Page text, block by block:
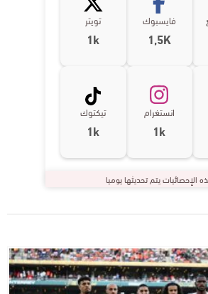
فايسبوك
1,5K
تويتر
1k
انستغرام
1k
تيكتوك
1k
الإحصائيات يتم تحديثها يوميا